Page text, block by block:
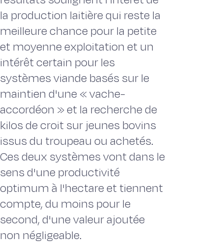
la production laitière qui reste la
meilleure chance pour la petite
et moyenne exploitation et un
intérêt certain pour les
systèmes viande basés sur le
maintien d'une « vache-
accordéon » et la recherche de
kilos de croit sur jeunes bovins
issus du troupeau ou achetés.
Ces deux systèmes vont dans le
sens d'une productivité
optimum à l'hectare et tiennent
compte, du moins pour le
second, d'une valeur ajoutée
non négligeable.